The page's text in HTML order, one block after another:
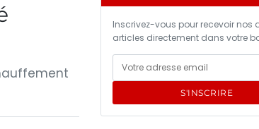
Inscrivez-vous pour recevoir nos
articles directement dans votre
S'INSCRIRE